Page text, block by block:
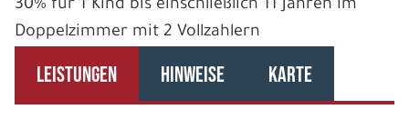
30% für 1 Kind bis einschließlich 11 Jahren im
Doppelzimmer mit 2 Vollzahlern
LEISTUNGEN HINWEISE KARTE